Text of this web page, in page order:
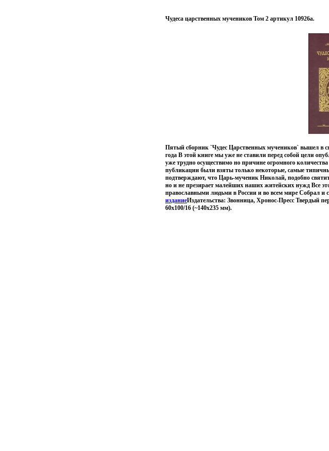
Чудеса царственных мучеников Том 2 артикул 10926a.
Пятый сборник `Чудес Царственных мучеников` вышел в
года В этой книге мы уже не ставили перед собой цели
уже трудно осуществимо но причине огромного
публикации были взяты только некоторые, самые
подтверждают, что Царь-мученик Николай, подобно
но и не презирает малейших наших житейских нужд Все
православными людьми в России и во всем мире Собрал и
изданиеИздательства: Звонница, Хронос-Пресс Твердый
60x100/16 (~140x235 мм).